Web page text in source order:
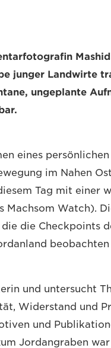
Mashid
junger Landwirte
ungeplante
eines
im Nahen
Tag mit einer
Watch).
die Checkpoints
beobachten
und untersucht
Widerstand und
und
Jordangraben